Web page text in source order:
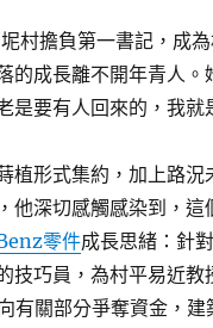
村擔負第一書記，成
的成長離不開年青人
是要有人回來的，我就
植形式集約，加上路況
他深切感觸感染到，這
零件成長思緒：針
技巧員，為村平易近教
有關部分爭奪資金，